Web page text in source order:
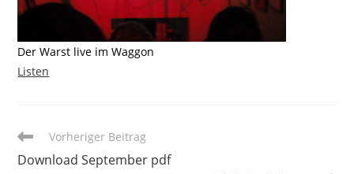
Der Warst live im Waggon
Listen
Weitere
ansehen
Vorheriger Beitrag
Download September pdf